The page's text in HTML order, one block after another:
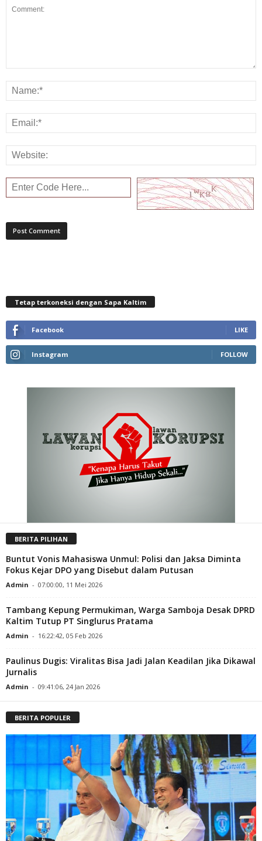
Tetap terkoneksi dengan Sapa Kaltim
Facebook LIKE
Instagram FOLLOW
BERITA PILIHAN
Buntut Vonis Mahasiswa Unmul: Polisi dan Jaksa Diminta
Fokus Kejar DPO yang Disebut dalam Putusan
Admin - 07:00:00, 11 Mei 2026
Tambang Kepung Permukiman, Warga Samboja Desak DPRD
Kaltim Tutup PT Singlurus Pratama
Admin - 16:22:42, 05 Feb 2026
Paulinus Dugis: Viralitas Bisa Jadi Jalan Keadilan Jika Dikawal
Jurnalis
Admin - 09:41:06, 24 Jan 2026
BERITA POPULER